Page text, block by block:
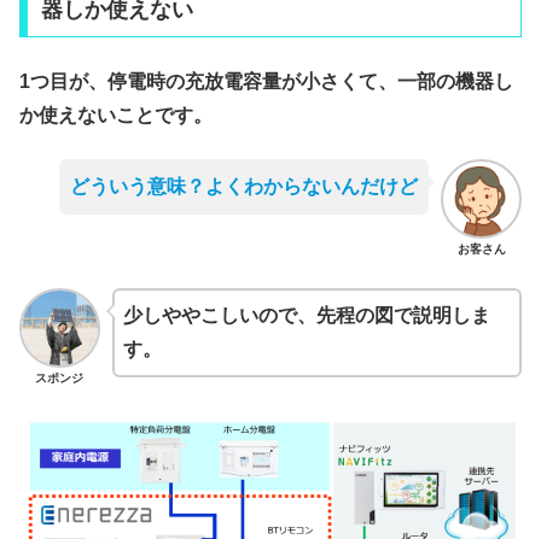
器しか使えない
1つ目が、停電時の充放電容量が小さくて、一部の機器し
か使えないことです。
お客さん
どういう意味？よくわからないんだけど
スポンジ
少しややこしいので、先程の図で説明しま
す。